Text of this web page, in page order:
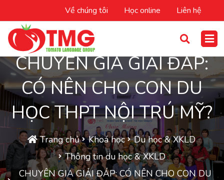
Về chúng tôi Học online Liên hệ
CHUYÊN GIA GIẢI ĐÁP:
CÓ NÊN CHO CON DU
HỌC THPT NỘI TRÚ MỸ?
Trang chủ Khoá học
Du học & XKLD
Thông tin du học & XKLD
CHUYÊN GIA GIẢI ĐÁP: CÓ NÊN CHO CON DU